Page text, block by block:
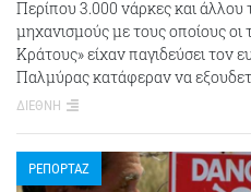
Περίπου 3.000 νάρκες και άλλου
μηχανισμούς με τους οποίους οι
Κράτους» είχαν παγιδεύσει τον
Παλμύρας κατάφεραν να
ΔΙΕΘΝΗ
ΡΕΠΟΡΤΑΖ